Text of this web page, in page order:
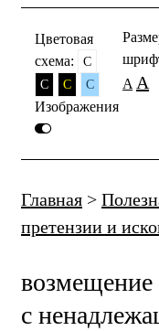
Цветовая
схема:
C
C
C C A A
Изображения
Главная >
претензии и
возмещение
с